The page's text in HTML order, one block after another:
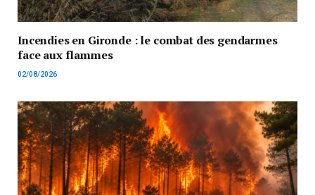
Incendies en Gironde : le combat des gendarmes
face aux flammes
02/08/2026